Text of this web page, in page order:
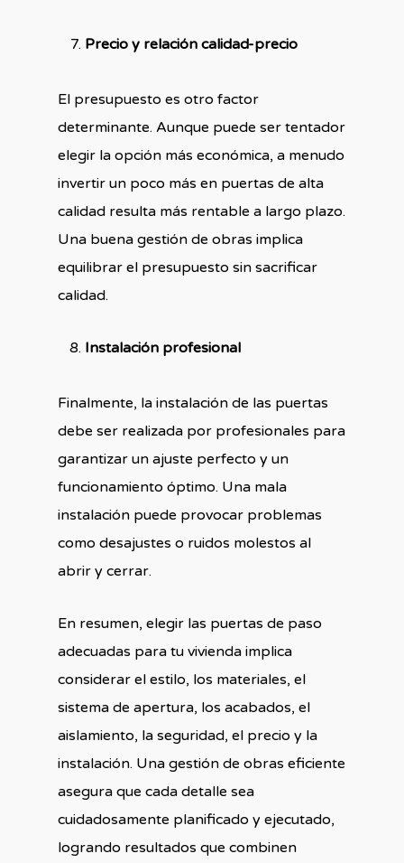
Precio y relación calidad-precio
El presupuesto es otro factor
determinante. Aunque puede ser tentador
elegir la opción más económica, a menudo
invertir un poco más en puertas de alta
calidad resulta más rentable a largo plazo.
Una buena gestión de obras implica
equilibrar el presupuesto sin sacrificar
calidad.
Instalación profesional
Finalmente, la instalación de las puertas
debe ser realizada por profesionales para
garantizar un ajuste perfecto y un
funcionamiento óptimo. Una mala
instalación puede provocar problemas
como desajustes o ruidos molestos al
abrir y cerrar.
En resumen, elegir las puertas de paso
adecuadas para tu vivienda implica
considerar el estilo, los materiales, el
sistema de apertura, los acabados, el
aislamiento, la seguridad, el precio y la
instalación. Una gestión de obras eficiente
asegura que cada detalle sea
cuidadosamente planificado y ejecutado,
logrando resultados que combinen